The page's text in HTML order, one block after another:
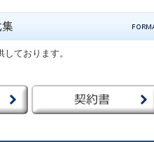
ております。